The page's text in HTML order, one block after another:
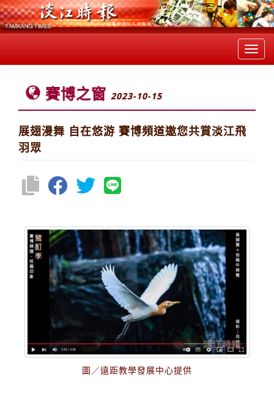
賽博之窗 2023-10-15
展翅漫舞 自在悠游 賽博頻道邀您共賞淡江飛
羽眾
圖／遠距教學發展中心提供